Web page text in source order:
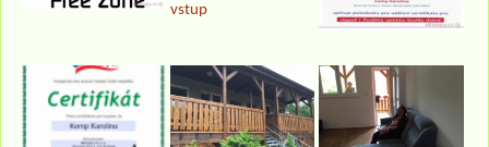
vstup